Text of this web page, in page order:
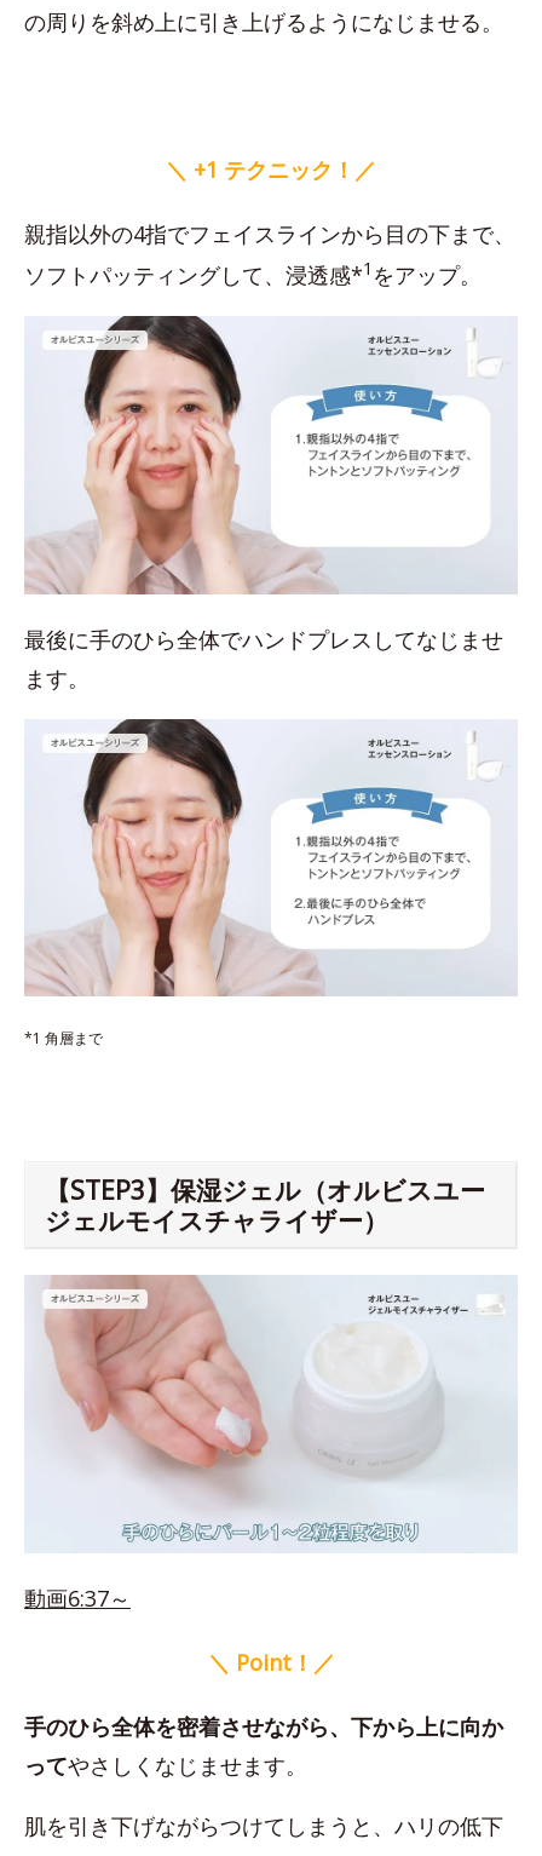
の周りを斜め上に引き上げるようになじませる。
＼ +1 テクニック！／
親指以外の4指でフェイスラインから目の下まで、
ソフトパッティングして、浸透感*1 をアップ。
最後に手のひら全体でハンドプレスしてなじませ
ます。
*1 角層まで
【STEP3】保湿ジェル（オルビスユー
ジェルモイスチャライザー）
動画6:37～
＼ Point！／
手のひら全体を密着させながら、下から上に向か
ってやさしくなじませます。
肌を引き下げながらつけてしまうと、ハリの低下